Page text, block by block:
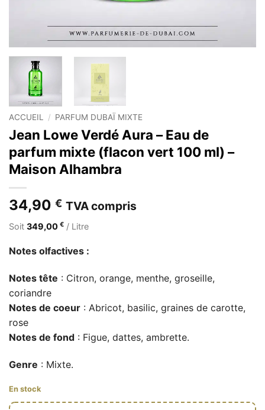
ACCUEIL / PARFUM DUBAÏ MIXTE
Jean Lowe Verdé Aura – Eau de
parfum mixte (flacon vert 100 ml) –
Maison Alhambra
34,90 € TVA compris
Soit 349,00 € / Litre
Notes olfactives :
Notes tête : Citron, orange, menthe, groseille,
coriandre
Notes de coeur : Abricot, basilic, graines de carotte,
rose
Notes de fond : Figue, dattes, ambrette.
Genre : Mixte.
En stock